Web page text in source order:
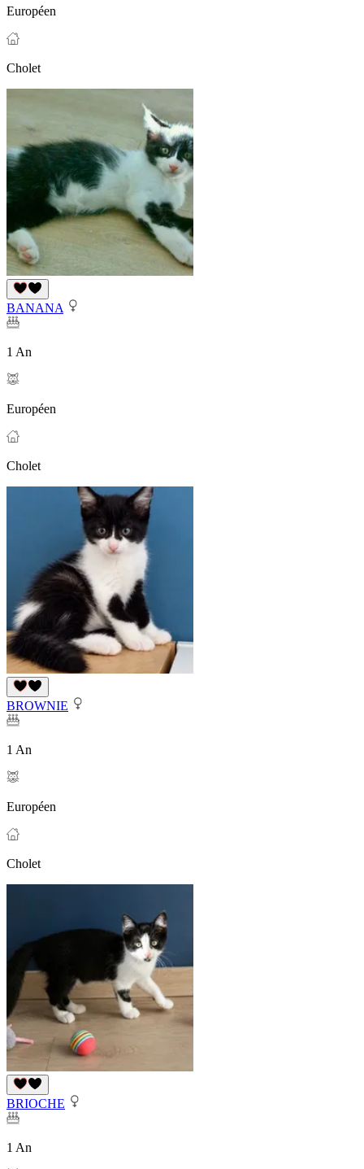
Européen
Cholet
BANANA
1 An
Européen
Cholet
BROWNIE
1 An
Européen
Cholet
BRIOCHE
1 An